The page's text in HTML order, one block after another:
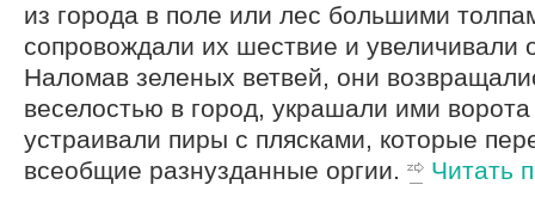
из города в поле или лес большими
сопровождали их шествие и увеличивали
Наломав зеленых ветвей, они
веселостью в город, украшали ими
устраивали пиры с плясками, которые
всеобщие разнузданные оргии.
Читать